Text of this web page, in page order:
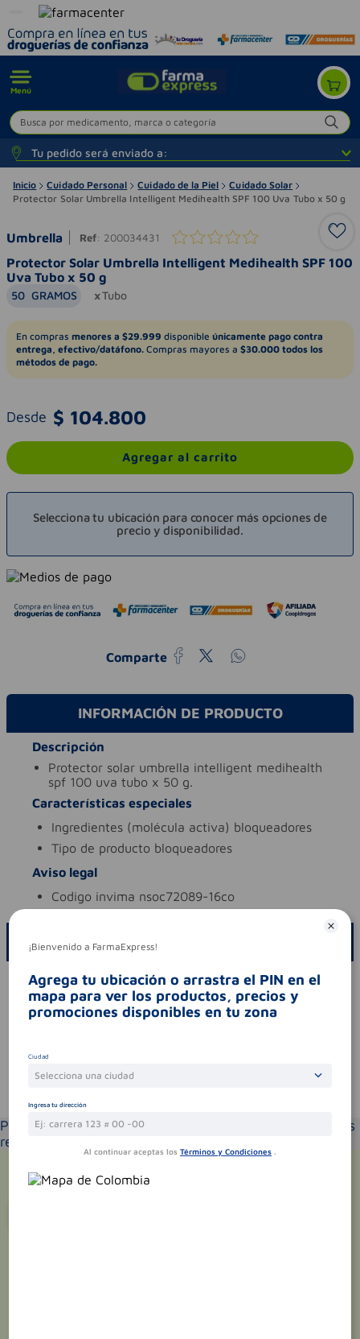
Menú
Busca por medicamento, marca o categoría
Tu pedido será enviado a:
Inicio Cuidado Personal Cuidado de la Piel
Cuidado Solar
Protector Solar Umbrella Intelligent Medihealth SPF 100 Uva Tubo x 50 g
Umbrella Ref: 200034431
Protector Solar Umbrella Intelligent Medihealth SPF 100
Uva Tubo x 50 g
50 GRAMOS Tubo
En compras menores a $29.999 disponible únicamente pago contra
entrega, efectivo/datáfono. Compras mayores a $30.000 todos los
métodos de pago.
Desde $ 104.800
Agregar al carrito
Selecciona tu ubicación para conocer más opciones de
precio y disponibilidad.
Comparte
INFORMACIÓN DE PRODUCTO
Descripción
protector solar umbrella intelligent medihealth
spf 100 uva tubo x 50 g.
Características especiales
ingredientes (molécula activa) bloqueadores
tipo de producto bloqueadores
Aviso legal
codigo invima nsoc72089-16co
ESCRIBE UN COMENTARIO
Por favor, inicie sesión para escribir un comentario
Sin comentarios.
Por favor selecciona tu ubicación y verás los productos
recomendados según la cobertura de entrega
¡Bienvenido a FarmaExpress!
Agrega tu ubicación o arrastra el PIN en el
mapa para ver los productos, precios y
promociones disponibles en tu zona
Ciudad
Selecciona una ciudad
Ingresa tu dirección
Al continuar aceptas los Términos y Condiciones .